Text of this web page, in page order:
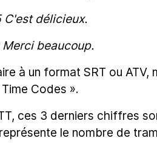
C'est délicieux.
beaucoup.
à un format SRT ou
Codes ».
ces 3 derniers chiffres
le nombre de